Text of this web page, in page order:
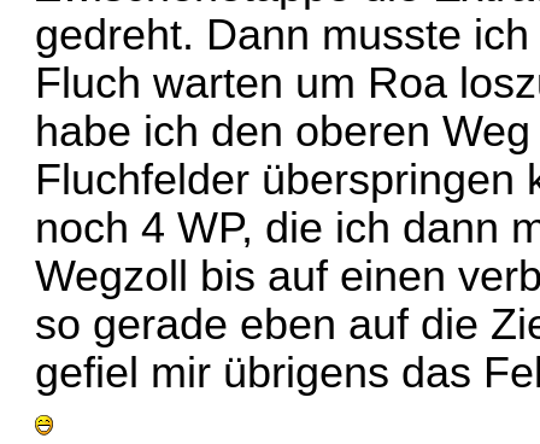
gedreht. Dann musste
Fluch warten um Roa
habe ich den oberen
Fluchfelder überspringen
noch 4 WP, die ich dann
Wegzoll bis auf einen
so gerade eben auf die
gefiel mir übrigens das